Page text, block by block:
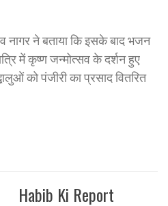
नागर ने बताया कि इसके बाद भजन
में कृष्ण जन्मोत्सव के दर्शन हुए
को पंजीरी का प्रसाद वितरित
Habib Ki Report